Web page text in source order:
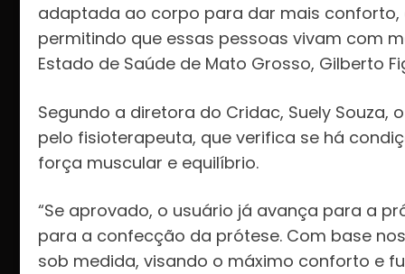
adaptada ao corpo para dar mais
permitindo que essas pessoas vivam com
Estado de Saúde de Mato Grosso, Gilberto
Segundo a diretora do Cridac, Suely
pelo fisioterapeuta, que verifica se há
força muscular e equilíbrio.
“Se aprovado, o usuário já avança para a
para a confecção da prótese. Com base
sob medida, visando o máximo conforto e